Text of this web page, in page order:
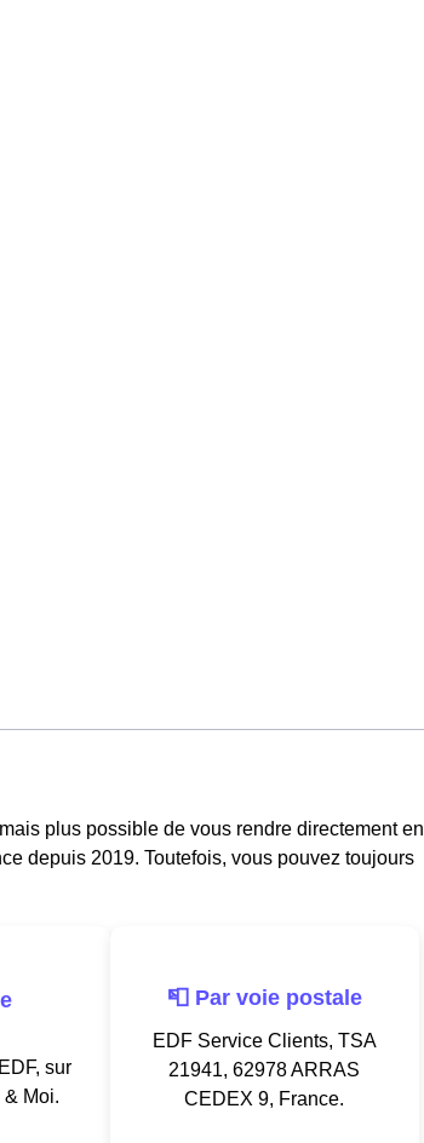
plus possible de vous rendre directement en
depuis 2019. Toutefois, vous pouvez toujours
sur
& Moi.
📮 Par voie postale
EDF Service Clients, TSA
21941, 62978 ARRAS
CEDEX 9, France.